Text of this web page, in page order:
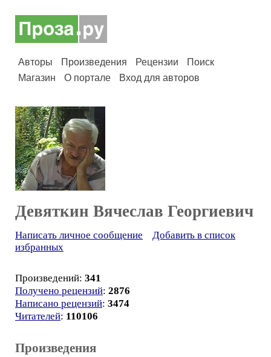
Авторы Произведения Рецензии
Поиск
Магазин
О портале Вход для авторов
Девяткин Вячеслав Георгиевич
Написать личное сообщение
Добавить в список
избранных
Произведений: 341
Получено рецензий: 2876
Написано рецензий: 3474
Читателей: 110106
Произведения